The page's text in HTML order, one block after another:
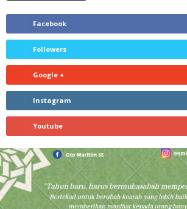
Facebook
Followers
Google +
Instagram
Youtube